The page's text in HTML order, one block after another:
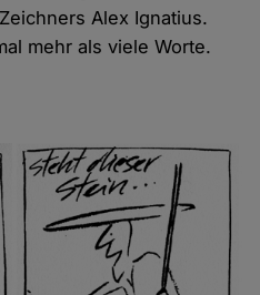
Alex Ignatius.
mehr als viele Worte.